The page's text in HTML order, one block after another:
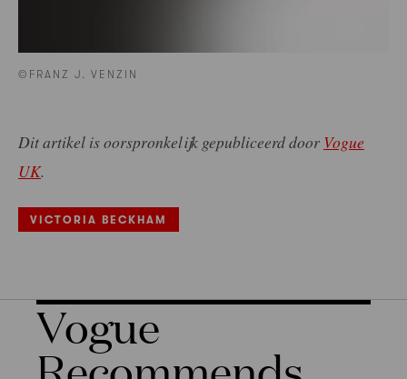
©FRANZ J. VENZIN
Dit artikel is oorspronkelijk gepubliceerd door Vogue
UK.
VICTORIA BECKHAM
Vogue